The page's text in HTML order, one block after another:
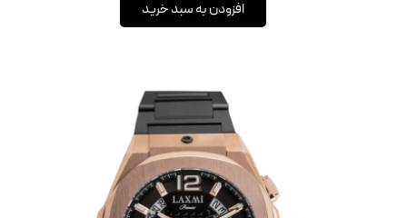
افزودن به سبد خرید